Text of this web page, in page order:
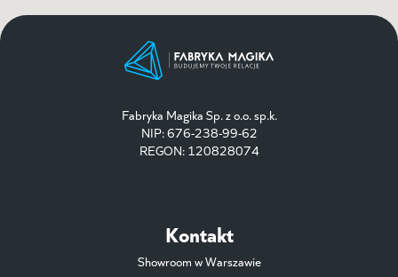
Fabryka Magika Sp. z o.o. sp.k.
NIP: 676-238-99-62
REGON: 120828074
Kontakt
Showroom w Warszawie